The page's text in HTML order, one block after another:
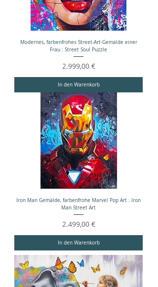
Modernes, farbenfrohes Street-Art-Gemälde einer
Frau : Street Soul Puzzle
Preis
2.999,00 €
In den Warenkorb
Iron Man Gemälde, farbenfrohe Marvel Pop Art : Iron
Man Street Art
Preis
2.499,00 €
In den Warenkorb